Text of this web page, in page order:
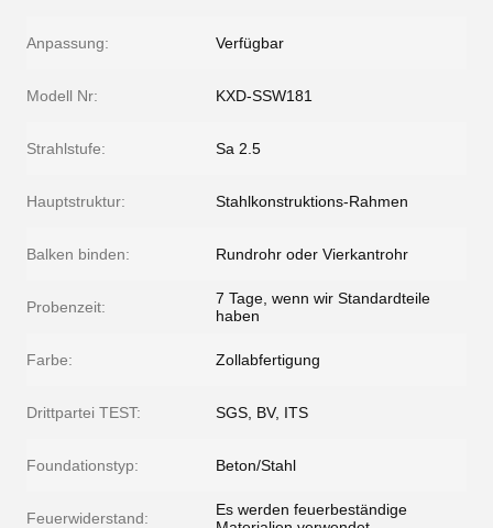
Anpassung: Verfügbar
Modell Nr: KXD-SSW181
Strahlstufe: Sa 2.5
Hauptstruktur: Stahlkonstruktions-Rahmen
Balken binden: Rundrohr oder Vierkantrohr
Probenzeit:
7 Tage, wenn wir Standardteile
haben
Farbe: Zollabfertigung
Drittpartei TEST: SGS, BV, ITS
Foundationstyp: Beton/Stahl
Feuerwiderstand:
Es werden feuerbeständige